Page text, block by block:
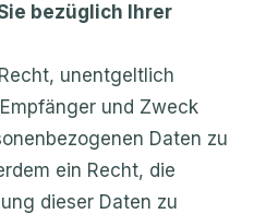
bezüglich Ihrer
unentgeltlich
und Zweck
Daten zu
ein Recht, die
dieser Daten zu